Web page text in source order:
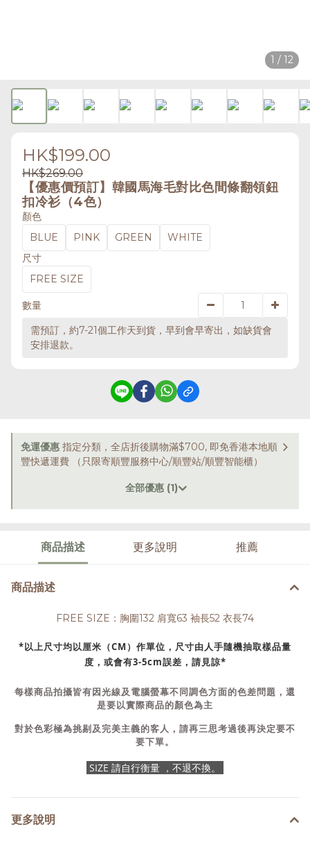
1 / 12
HK$199.00
HK$269.00
【優惠價預訂】韓國馬海毛對比色間條翻領鈕
扣冷衫（4色）
顏色
BLUE
PINK GREEN
WHITE
尺寸
FREE SIZE
數量
需預訂，約7-21個工作天到貨，早到會早寄出，如缺貨會
安排退款。
免運優惠 指定分類，全店折後購物滿$700, 即免香港本地順
豐快遞運費 （只限寄順豐服務中心/順豐站/順豐智能櫃）
全部優惠 (1)
商品描述 更多說明 推薦
商品描述
FREE SIZE：胸圍132 肩寬63 袖長52 衣長74
*以上尺寸均以厘米（CM）作單位，尺寸由人手隨機抽取樣品量
度，或會有3-5cm誤差，請見諒*
每樣商品拍攝皆有因光線及電腦螢幕不同調色方面的色差問題，還
是要以實際商品的顏色為主
對於色彩極為挑剔及完美主義的客人，請再三思考過後再決定要不
要下單。
SIZE 請自行衡量 ，不退不換。
更多說明